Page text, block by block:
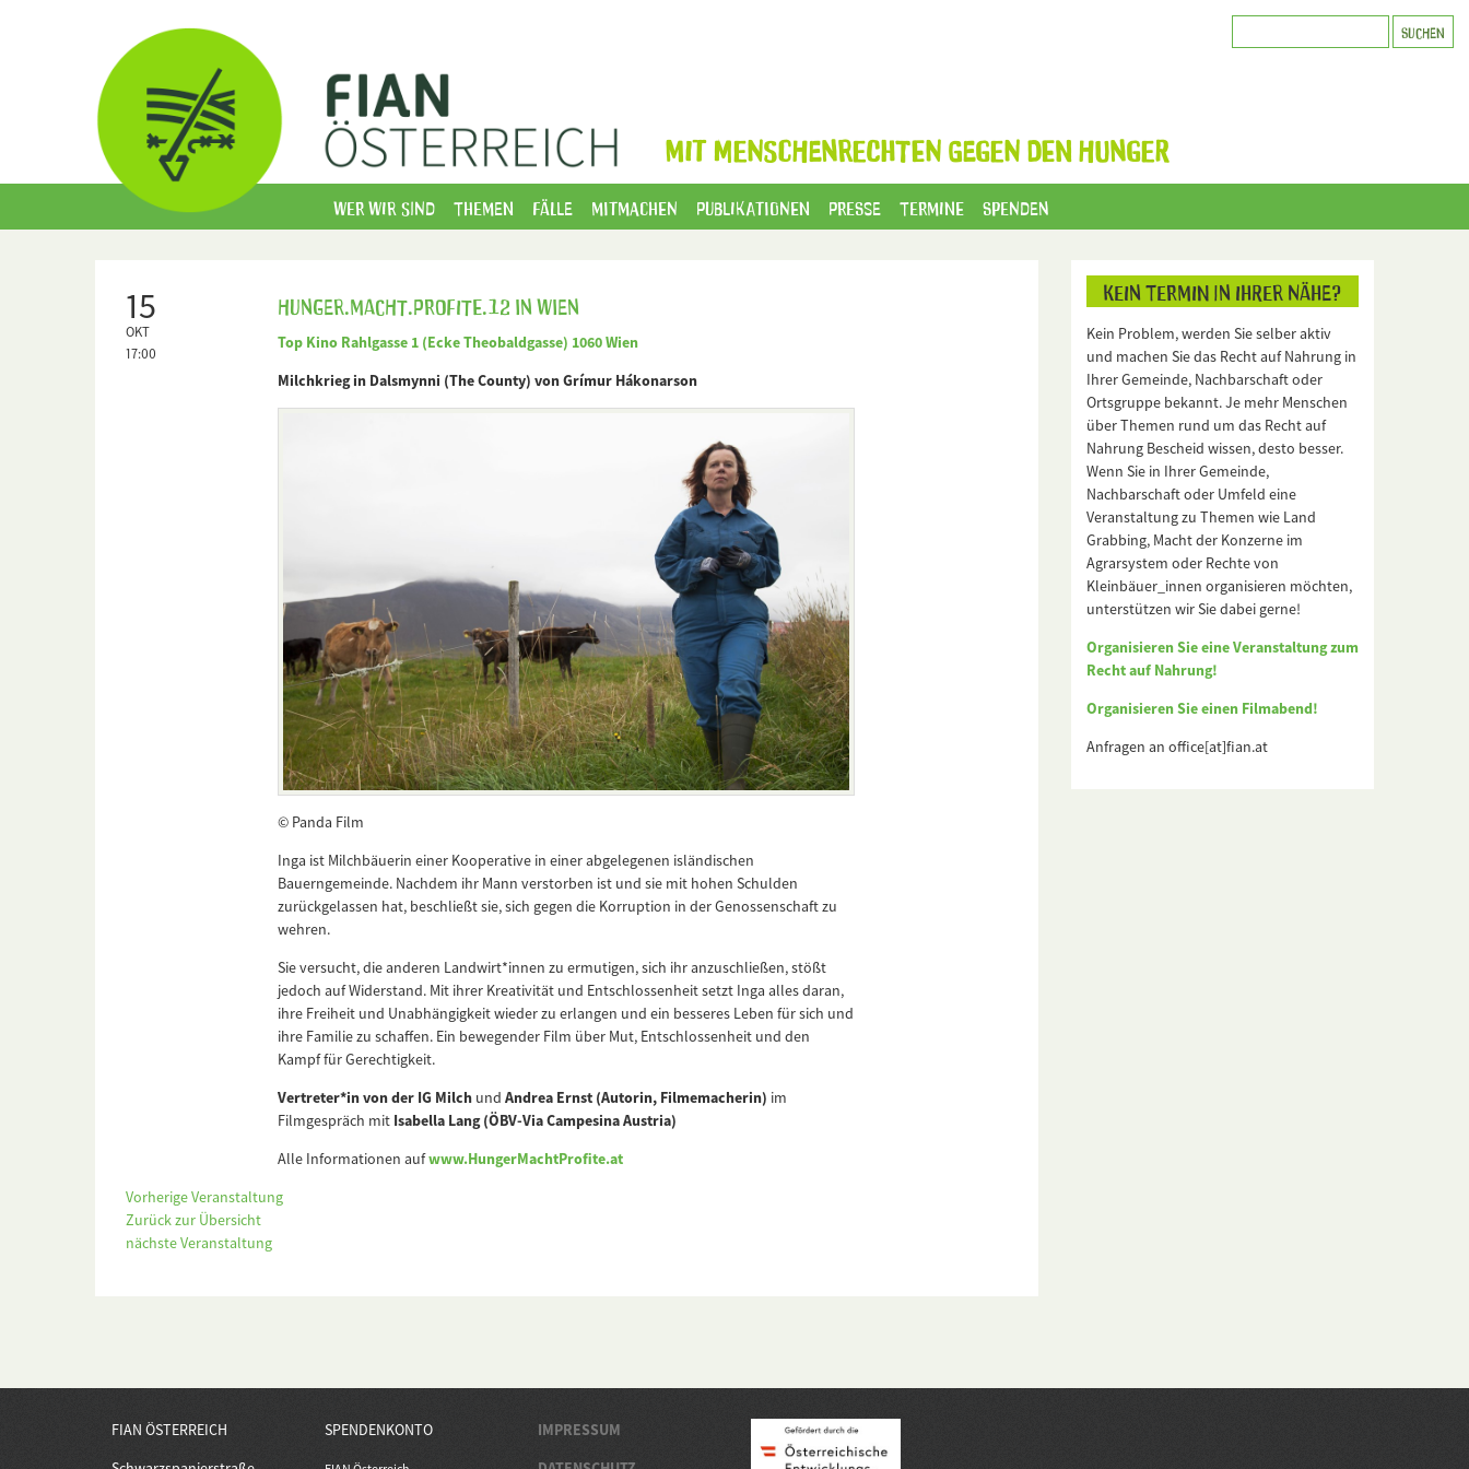
MIT MENSCHENRECHTEN GEGEN DEN HUNGER
Wer wir sind Themen Fälle Mitmachen Publikationen Presse Termine Spenden
15
OKT
17:00
Hunger.Macht.Profite.12 in Wien
Top Kino Rahlgasse 1 (Ecke Theobaldgasse) 1060 Wien
Milchkrieg in Dalsmynni (The County) von Grímur Hákonarson
© Panda Film
Inga ist Milchbäuerin einer Kooperative in einer abgelegenen isländischen
Bauerngemeinde. Nachdem ihr Mann verstorben ist und sie mit hohen Schulden
zurückgelassen hat, beschließt sie, sich gegen die Korruption in der Genossenschaft zu
wehren.
Sie versucht, die anderen Landwirt*innen zu ermutigen, sich ihr anzuschließen, stößt
jedoch auf Widerstand. Mit ihrer Kreativität und Entschlossenheit setzt Inga alles daran,
ihre Freiheit und Unabhängigkeit wieder zu erlangen und ein besseres Leben für sich und
ihre Familie zu schaffen. Ein bewegender Film über Mut, Entschlossenheit und den
Kampf für Gerechtigkeit.
Vertreter*in von der IG Milch undAndrea Ernst (Autorin, Filmemacherin) im
Filmgespräch mit Isabella Lang (ÖBV-Via Campesina Austria)
Alle Informationen aufwww.HungerMachtProfite.at
Vorherige Veranstaltung
Zurück zur Übersicht
nächste Veranstaltung
Kein Termin in Ihrer Nähe?
Kein Problem, werden Sie selber aktiv
und machen Sie das Recht auf Nahrung in
Ihrer Gemeinde, Nachbarschaft oder
Ortsgruppe bekannt. Je mehr Menschen
über Themen rund um das Recht auf
Nahrung Bescheid wissen, desto besser.
Wenn Sie in Ihrer Gemeinde,
Nachbarschaft oder Umfeld eine
Veranstaltung zu Themen wie Land
Grabbing, Macht der Konzerne im
Agrarsystem oder Rechte von
Kleinbäuer_innen organisieren möchten,
unterstützen wir Sie dabei gerne!
Organisieren Sie eine Veranstaltung zum
Recht auf Nahrung!
Organisieren Sie einen Filmabend!
Anfragen an office[at]fian.at
FIAN ÖSTERREICH
SPENDENKONTO
IMPRESSUM